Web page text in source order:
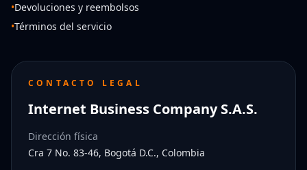
•Devoluciones y reembolsos
•Términos del servicio
CONTACTO LEGAL
Internet Business Company S.A.S.
Dirección física
Cra 7 No. 83-46, Bogotá D.C., Colombia